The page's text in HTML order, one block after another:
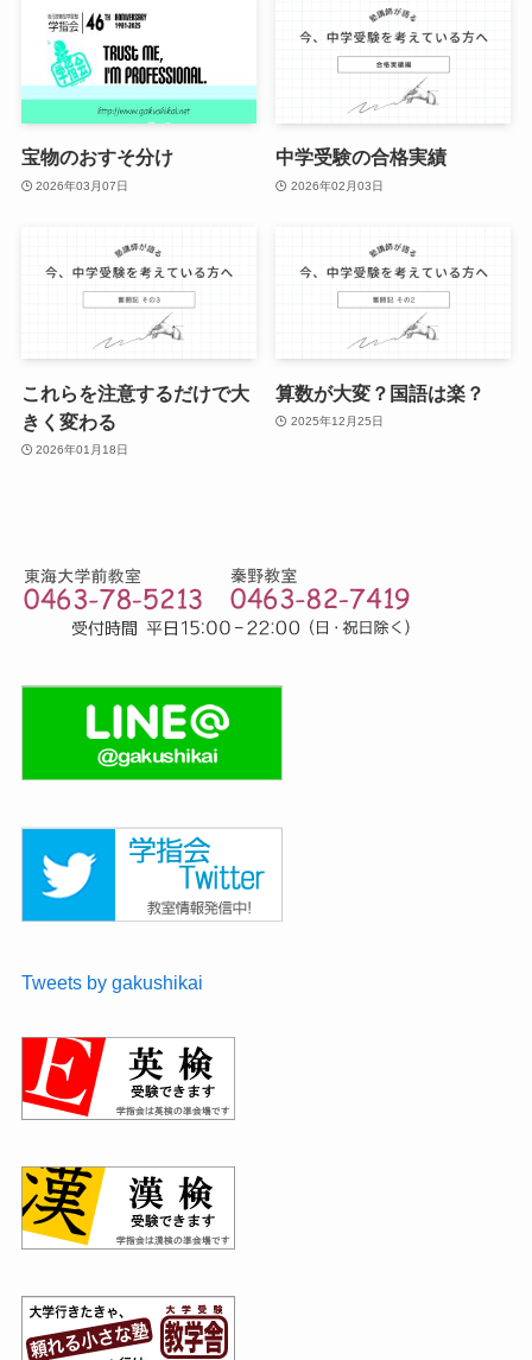
宝物のおすそ分け
2026年03月07日
中学受験の合格実績
2026年02月03日
これらを注意するだけで大
きく変わる
2026年01月18日
算数が大変？国語は楽？
2025年12月25日
Tweets by gakushikai